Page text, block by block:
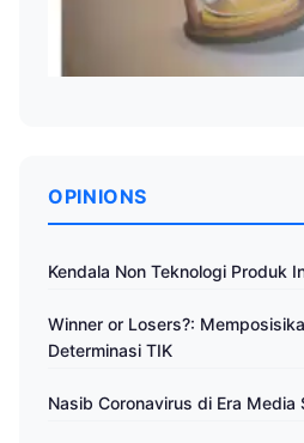
OPINIONS
Kendala Non Teknologi Produk
Winner or Losers?:
Determinasi TIK
Nasib Coronavirus di Era Media